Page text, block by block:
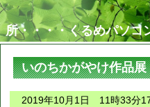
所・・・・くるめパソ
就労移行
所・・・・・・くるめパ
相談支援セ
の里
いのちかがやけ作品展
2019年10月1日 11時33分